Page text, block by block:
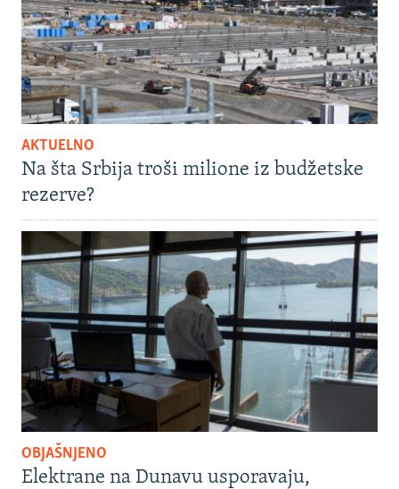
AKTUELNO
Na šta Srbija troši milione iz budžetske
rezerve?
OBJAŠNJENO
Elektrane na Dunavu usporavaju,